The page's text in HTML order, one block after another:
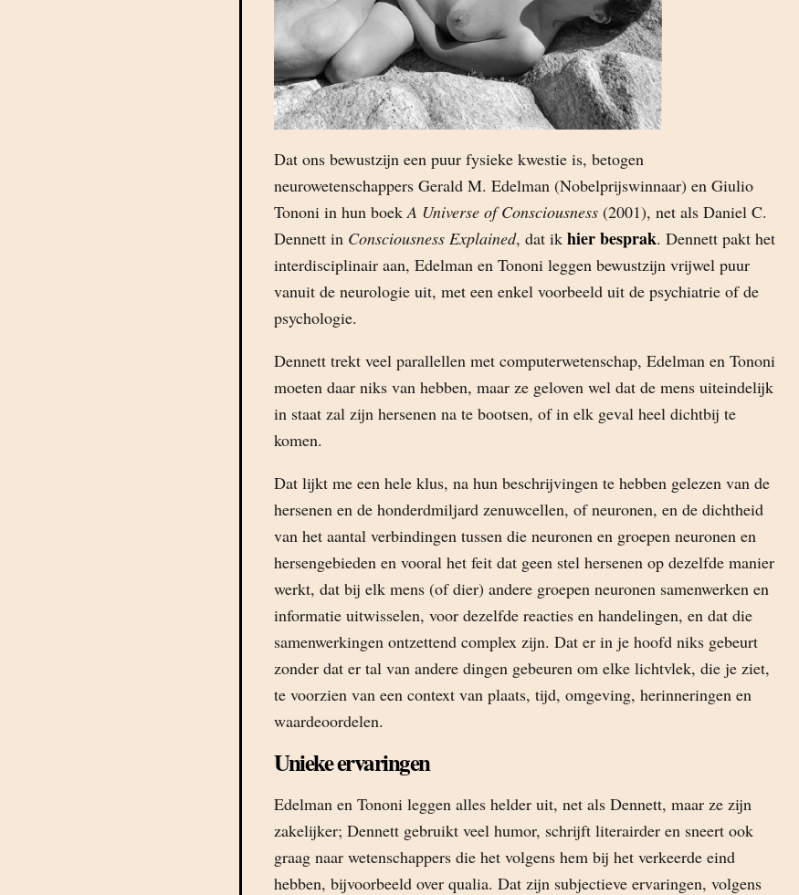
Dat ons bewustzijn een puur fysieke kwestie is, betogen
neurowetenschappers Gerald M. Edelman (Nobelprijswinnaar) en Giulio
Tononi in hun boekA Universe of Consciousness (2001), net als Daniel C.
Dennett in Consciousness Explained, dat ik hier besprak. Dennett pakt het
interdisciplinair aan, Edelman en Tononi leggen bewustzijn vrijwel puur
vanuit de neurologie uit, met een enkel voorbeeld uit de psychiatrie of de
psychologie.
Dennett trekt veel parallellen met computerwetenschap, Edelman en Tononi
moeten daar niks van hebben, maar ze geloven wel dat de mens uiteindelijk
in staat zal zijn hersenen na te bootsen, of in elk geval heel dichtbij te
komen.
Dat lijkt me een hele klus, na hun beschrijvingen te hebben gelezen van de
hersenen en de honderdmiljard zenuwcellen, of neuronen, en de dichtheid
van het aantal verbindingen tussen die neuronen en groepen neuronen en
hersengebieden en vooral het feit dat geen stel hersenen op dezelfde manier
werkt, dat bij elk mens (of dier) andere groepen neuronen samenwerken en
informatie uitwisselen, voor dezelfde reacties en handelingen, en dat die
samenwerkingen ontzettend complex zijn. Dat er in je hoofd niks gebeurt
zonder dat er tal van andere dingen gebeuren om elke lichtvlek, die je ziet,
te voorzien van een context van plaats, tijd, omgeving, herinneringen en
waardeoordelen.
Unieke ervaringen
Edelman en Tononi leggen alles helder uit, net als Dennett, maar ze zijn
zakelijker; Dennett gebruikt veel humor, schrijft literairder en sneert ook
graag naar wetenschappers die het volgens hem bij het verkeerde eind
hebben, bijvoorbeeld over qualia. Dat zijn subjectieve ervaringen, volgens